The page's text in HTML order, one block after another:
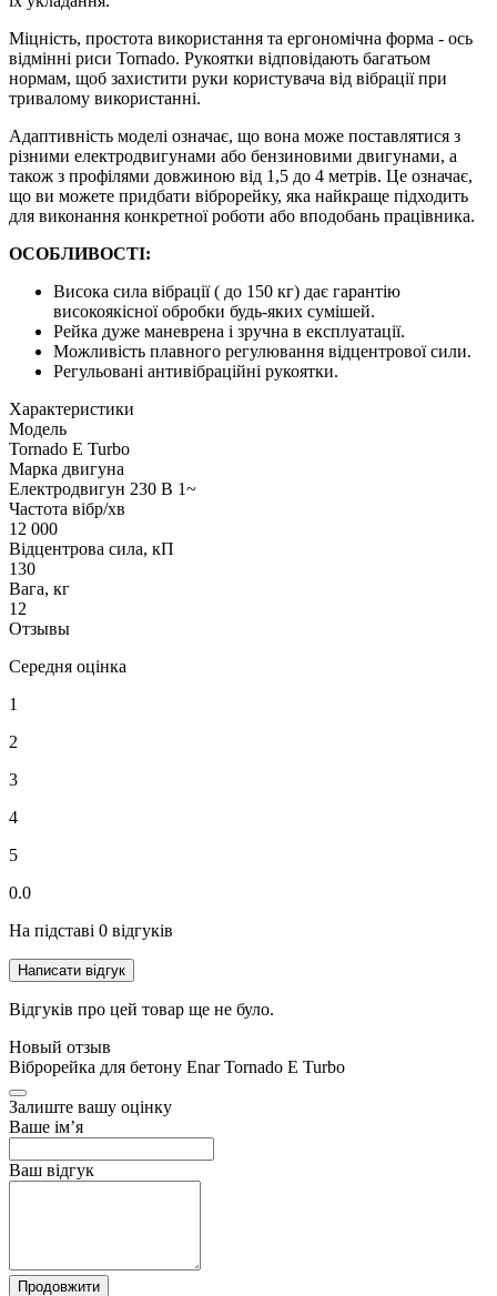
Міцність, простота використання та ергономічна форма - ось
відмінні риси Tornado. Рукоятки відповідають багатьом
нормам, щоб захистити руки користувача від вібрації при
тривалому використанні.
Адаптивність моделі означає, що вона може поставлятися з
різними електродвигунами або бензиновими двигунами, а
також з профілями довжиною від 1,5 до 4 метрів. Це означає,
що ви можете придбати віброрейку, яка найкраще підходить
для виконання конкретної роботи або вподобань працівника.
ОСОБЛИВОСТІ:
Висока сила вібрації ( до 150 кг) дає гарантію
високоякісної обробки будь-яких сумішей.
Рейка дуже маневрена і зручна в експлуатації.
Можливість плавного регулювання відцентрової сили.
Регульовані антивібраційні рукоятки.
Характеристики
Модель
Tornado E Turbo
Марка двигуна
Електродвигун 230 В 1~
Частота вібр/хв
12 000
Відцентрова сила, кП
130
Вага, кг
12
Отзывы
Середня оцінка
1
2
3
4
5
0.0
На підставі 0 відгуків
Написати відгук
Відгуків про цей товар ще не було.
Новый отзыв
Віброрейка для бетону Enar Tornado E Turbo
Залиште вашу оцінку
Ваше ім’я
Ваш відгук
Продовжити